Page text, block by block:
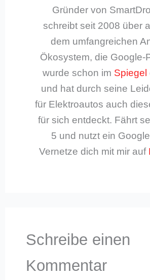
Gründer von
schreibt seit 2008 über
dem umfangreichen
Ökosystem, die Google-
wurde schon im Spiegel
und hat durch seine
für Elektroautos auch
für sich entdeckt. Fährt
5 und nutzt ein
Vernetze dich mit mir auf
Schreibe einen
Kommentar